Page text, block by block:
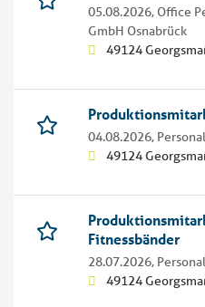
05.08.2026, Office
GmbH Osnabrück
49124
04.08.2026,
49124
Fitnessbänder
28.07.2026,
49124